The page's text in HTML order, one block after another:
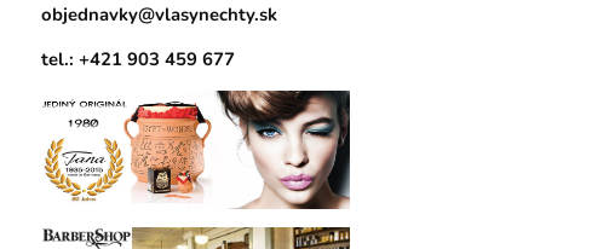
objednavky@vlasynechty.sk
tel.: +421 903 459 677